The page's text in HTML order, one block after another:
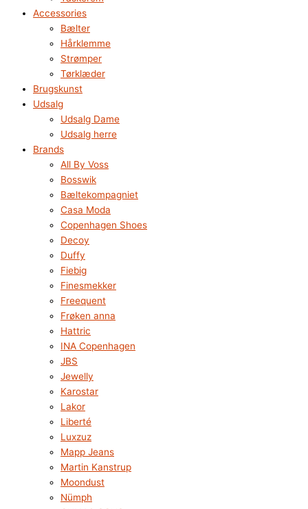
Accessories
Bælter
Hårklemme
Strømper
Tørklæder
Brugskunst
Udsalg
Udsalg Dame
Udsalg herre
Brands
All By Voss
Bosswik
Bæltekompagniet
Casa Moda
Copenhagen Shoes
Decoy
Duffy
Fiebig
Finesmekker
Freequent
Frøken anna
Hattric
INA Copenhagen
JBS
Jewelly
Karostar
Lakor
Liberté
Luxzuz
Mapp Jeans
Martin Kanstrup
Moondust
Nümph